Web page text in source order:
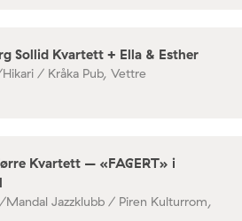
Sollid Kvartett + Ella & Esther
Hikari / Kråka Pub, Vettre
Kvartett – «FAGERT» i
Mandal Jazzklubb / Piren Kulturrom,